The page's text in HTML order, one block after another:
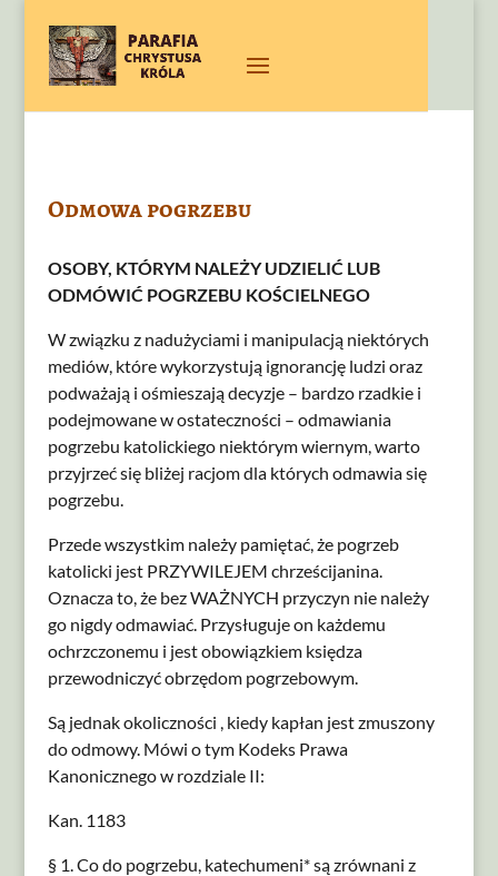
Odmowa pogrzebu
OSOBY, KTÓRYM NALEŻY UDZIELIĆ LUB
ODMÓWIĆ POGRZEBU KOŚCIELNEGO
W związku z nadużyciami i manipulacją niektórych
mediów, które wykorzystują ignorancję ludzi oraz
podważają i ośmieszają decyzje – bardzo rzadkie i
podejmowane w ostateczności – odmawiania
pogrzebu katolickiego niektórym wiernym, warto
przyjrzeć się bliżej racjom dla których odmawia się
pogrzebu.
Przede wszystkim należy pamiętać, że pogrzeb
katolicki jest PRZYWILEJEM chrześcijanina.
Oznacza to, że bez WAŻNYCH przyczyn nie należy
go nigdy odmawiać. Przysługuje on każdemu
ochrzczonemu i jest obowiązkiem księdza
przewodniczyć obrzędom pogrzebowym.
Są jednak okoliczności , kiedy kapłan jest zmuszony
do odmowy. Mówi o tym Kodeks Prawa
Kanonicznego w rozdziale II:
Kan. 1183
§ 1. Co do pogrzebu, katechumeni* są zrównani z